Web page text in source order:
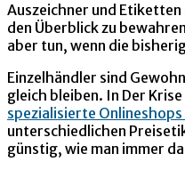
Auszeichner und Etiketten
den Überblick zu
aber tun, wenn die
Einzelhändler sind
gleich bleiben. In Der
spezialisierte
unterschiedlichen
günstig, wie man immer